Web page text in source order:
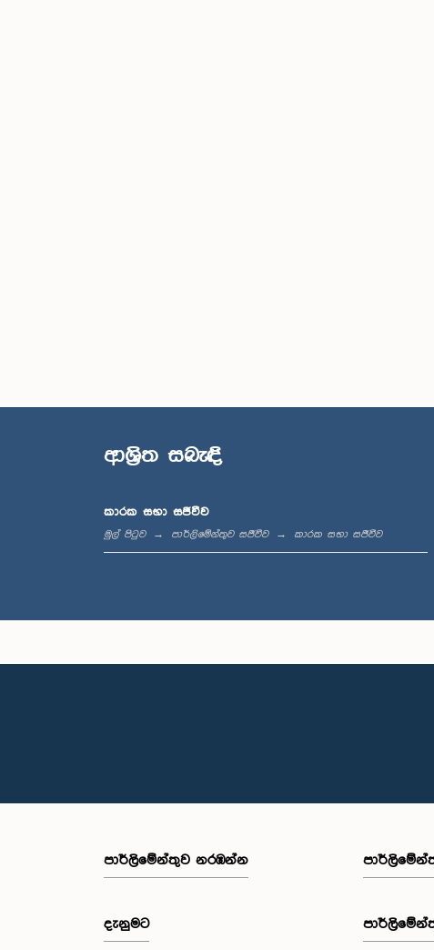
ආශ්‍රිත සබැඳි
කාරක සභා සජීවීව
මුල් පිටුව පාර්ලිමේන්තුව සජීවීව කාරක සභා සජීවීව
පාර්ලි‌මේන්තුව නරඹන්න
දැනුමට